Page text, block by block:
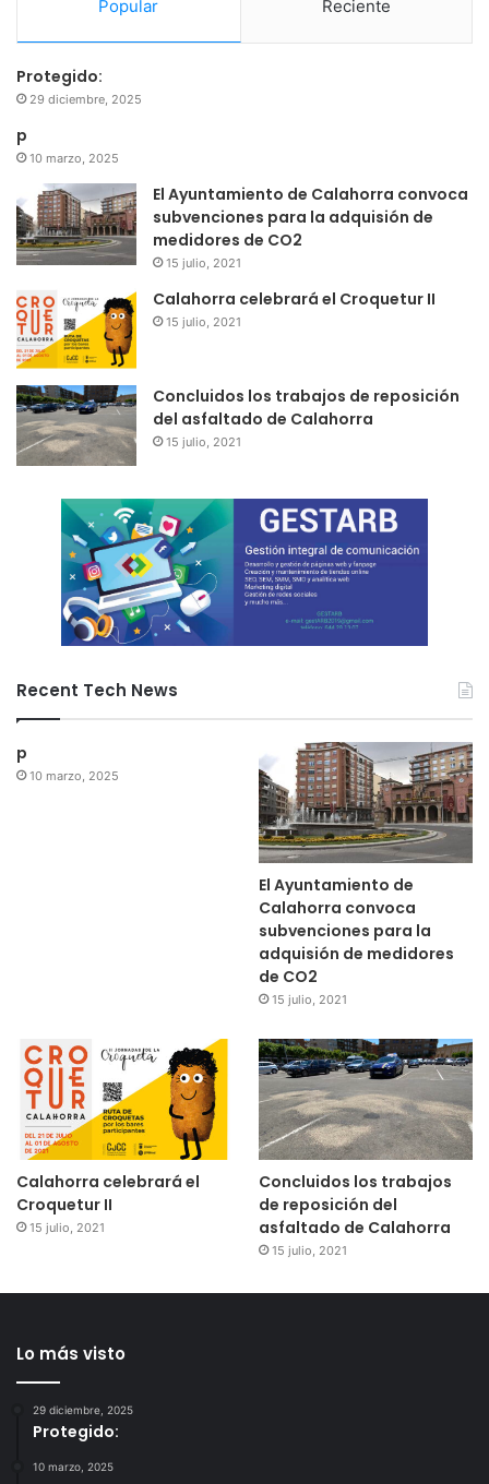
Popular Reciente
Protegido:
29 diciembre, 2025
p
10 marzo, 2025
El Ayuntamiento de Calahorra convoca
subvenciones para la adquisión de
medidores de CO2
15 julio, 2021
Calahorra celebrará el Croquetur II
15 julio, 2021
Concluidos los trabajos de reposición
del asfaltado de Calahorra
15 julio, 2021
Recent Tech News
p
10 marzo, 2025
El Ayuntamiento de
Calahorra convoca
subvenciones para la
adquisión de medidores
de CO2
15 julio, 2021
Calahorra celebrará el
Croquetur II
15 julio, 2021
Concluidos los trabajos
de reposición del
asfaltado de Calahorra
15 julio, 2021
Lo más visto
29 diciembre, 2025
Protegido:
10 marzo, 2025